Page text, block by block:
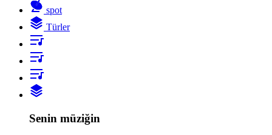
spot
Türler
Senin müziğin